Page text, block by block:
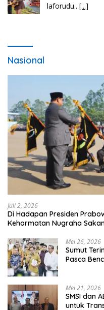
Nasional
Juli 2, 2026
Di Hadapan Presiden
Kehormatan Nugraha
Mei 26, 2026
Sumut
Pasca
Mei 21, 2026
SMSI dan
untuk